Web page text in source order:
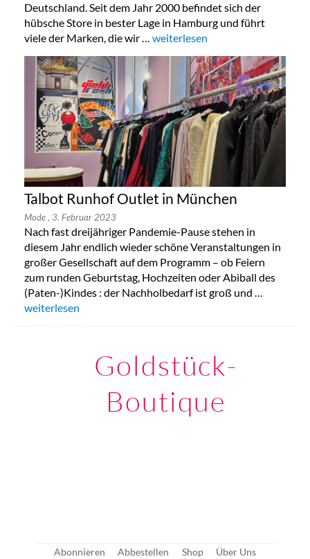
Deutschland. Seit dem Jahr 2000 befindet sich der
hübsche Store in bester Lage in Hamburg und führt
viele der Marken, die wir … „Lubner Pop Up Store in Berlin
weiterlesen
Talbot Runhof Outlet in München
Mode, 3. Februar 2023
Nach fast dreijähriger Pandemie-Pause stehen in
diesem Jahr endlich wieder schöne Veranstaltungen in
großer Gesellschaft auf dem Programm – ob Feiern
zum runden Geburtstag, Hochzeiten oder Abiball des
(Paten-)Kindes : der Nachholbedarf ist groß und …
„Talbot Runhof Outlet in München“
weiterlesen
Goldstück-
Boutique
Abonnieren Abbestellen Shop Über Uns